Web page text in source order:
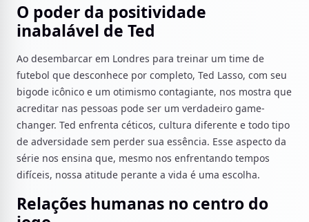
O poder da positividade
inabalável de Ted
Ao desembarcar em Londres para treinar um time de
futebol que desconhece por completo, Ted Lasso, com seu
bigode icônico e um otimismo contagiante, nos mostra que
acreditar nas pessoas pode ser um verdadeiro game-
changer. Ted enfrenta céticos, cultura diferente e todo tipo
de adversidade sem perder sua essência. Esse aspecto da
série nos ensina que, mesmo nos enfrentando tempos
difíceis, nossa atitude perante a vida é uma escolha.
Relações humanas no centro do